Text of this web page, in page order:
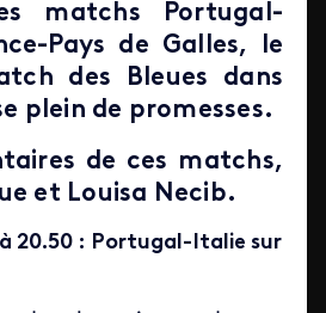
matchs Portugal-
Pays de Galles, le
des Bleues dans
plein de promesses.
de ces matchs,
et Louisa Necib.
20.50 : Portugal-Italie sur